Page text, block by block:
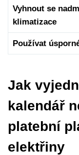
Vyhnout se
klimatizace
Používat
Jak
kalendář
platební
elektřiny